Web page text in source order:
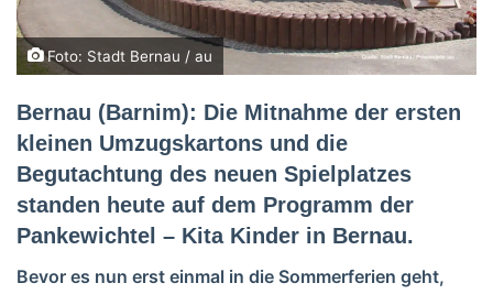
Foto: Stadt Bernau / au
Bernau (Barnim): Die Mitnahme der ersten
kleinen Umzugskartons und die
Begutachtung des neuen Spielplatzes
standen heute auf dem Programm der
Pankewichtel – Kita Kinder in Bernau.
Bevor es nun erst einmal in die Sommerferien geht,